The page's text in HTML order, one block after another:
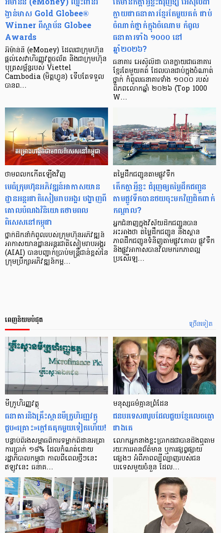
ង្វាន់មាស Gold Globee®
Winner ពីស្ថាប័ន Globee
Awards
អ៊ីម៉ាន់នី (eMoney) ដែលជាក្រុមហ៊ុន
ផ្ដល់សេវាហិរញ្ញវត្ថុចល័ត និងជាក្រុមហ៊ុន
បុត្រសម័្ពន្ធរបស់ Viettel
Cambodia (មិត្តហ្វូន) ទើបតែទទួល
បានព…
ក្លាយជាធនាគារខ្មែរតែមួយគត់ ជាប់
ចំណាត់ថ្នាក់ក្នុងចំណោម កំពូល
ធនាគារទាំង ១០០០ នៅ
ឆ្នាំ២០២៦?
ធនាគារ អេស៊ីលីដា បានក្លាយជាធនាគារ
ខ្មែរតែមួយគត់ ដែលបានជាប់ក្នុងចំណាត់
ថ្នាក់ កំពូលធនាគារទាំង ១០០០ របស់
ពិភពលោកឆ្នាំ ២០២៦ (Top 1000
W…
ថាមពលកកើតឡើងវិញ
មេធំក្រុមហ៊ុនអភិវឌ្ឍន៍អាកាសយាន
ដ្ឋានអន្តរជាតិសៀមរាបអង្គរ បង្ហាញពី
គោលបំណងវិនិយោគថាមពល
ពិសេសនៅកម្ពុជា
ថ្នាក់ដឹកនាំកំពូលរបស់ក្រុមហ៊ុនអភិវឌ្ឍន៍
អាកាសយានដ្ឋានអន្តរជាតិសៀមរាបអង្គរ
(AIAI) បានបញ្ជាក់ប្រាប់មន្ត្រីជាន់ខ្ពស់នៃ
ក្រុមប្រឹក្សាអភិវឌ្ឍន៍កម្ព…
តម្លៃដឹកជញ្ជូនតាមផ្លូវទឹក
តើកត្តាអ្វីខ្លះ ជំរុញឲ្យតម្លៃដឹកជញ្ជូន
តាមផ្លូវទឹកបានថយចុះមកវិញជិតពាក់
កណ្តាល?
អ្នកជំនាញក្នុងវិស័យដឹកជញ្ជូនបាន
អះអាងថា តម្លៃដឹកជញ្ជូន និងស្ថាន
ភាពដឹកជញ្ជូនទំនិញតាមផ្លូវគោល ផ្លូវទឹក
និងផ្លូវអាកាសបានវិលមករកភាពល្អ
ប្រសើរឡ…
ច្រើនទៀត
ពេញនិយមបំផុត
មីក្រូ​ហិរញ្ញវត្ថុ
ធនាគារ​និង​គ្រឹះស្ថាន​មីក្រូ​ហិរញ្ញវត្ថុ​
ជួប«គ្រោះ»ក្តៅ​គគុក​មួយ​ទៀត​ហើយ!
បន្ទាប់​ពី​រង​សម្ពាធ​​ពី​ការ​ទម្លាក់​ពិដាន​អត្រា​
ការ​ប្រាក់ ១៨​% ដែល​កំណត់​ដោយ​
រដ្ឋាភិបាល​កម្ពុជា កាល​ពី​ពេល​ថ្មីៗ​នេះ
ឥឡូវ​នេះ ធនាគ…
មនុស្ស​ធម៌​គ្មាន​ព្រំដែន
ជន​បរទេស​៣​រូប​ដែល​ជួយ​ខ្មែរ​លេច​ធ្លោ​
ជាង​គេ
លោកអ្នក​នាង​ខ្លះ​ប្រាកដ​ជា​បាន​​ដឹង​ឮ​តាម​
រយៈ​ការ​អាន​ព័ត៌មាន ឬ​ការ​ផ្សព្វផ្សាយ​
ផ្សេងៗ អំពី​ភាព​ល្បីល្បាញ​របស់​ជន​
បរទេស​មួយ​ចំនួន ដែល…